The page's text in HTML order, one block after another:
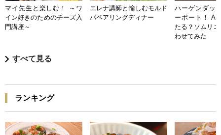
マイ先生と楽しむ！ ～ワ
イン好きのためのチーズ入
門講座～
エレナ講師と愉しむモルド
バペアリングディナー
ハーゲンダッ
ーポート！ AI
たる？ソムリ
わせてみた
すべて見る
ランキング